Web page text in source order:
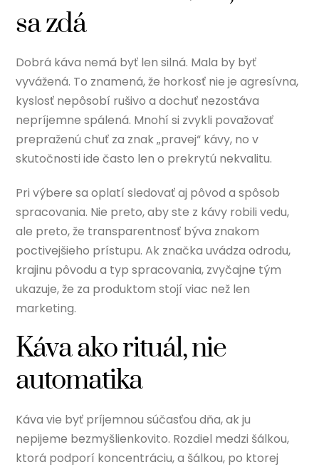
sa zdá
Dobrá káva nemá byť len silná. Mala by byť
vyvážená. To znamená, že horkosť nie je agresívna,
kyslosť nepôsobí rušivo a dochuť nezostáva
nepríjemne spálená. Mnohí si zvykli považovať
prepraženú chuť za znak „pravej“ kávy, no v
skutočnosti ide často len o prekrytú nekvalitu.
Pri výbere sa oplatí sledovať aj pôvod a spôsob
spracovania. Nie preto, aby ste z kávy robili vedu,
ale preto, že transparentnosť býva znakom
poctivejšieho prístupu. Ak značka uvádza odrodu,
krajinu pôvodu a typ spracovania, zvyčajne tým
ukazuje, že za produktom stojí viac než len
marketing.
Káva ako rituál, nie
automatika
Káva vie byť príjemnou súčasťou dňa, ak ju
nepijeme bezmyšlienkovito. Rozdiel medzi šálkou,
ktorá podporí koncentráciu, a šálkou, po ktorej